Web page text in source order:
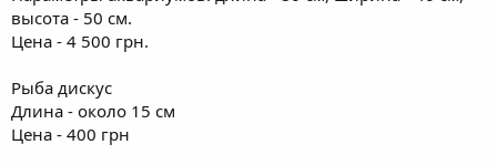
высота - 50 см.
Цена - 4 500 грн.
Рыба дискус
Длина - около 15 см
Цена - 400 грн